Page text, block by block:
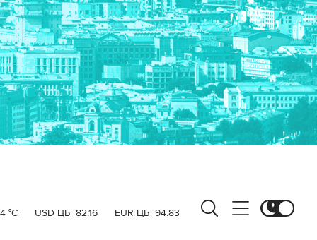
°C USD ЦБ 82.16 EUR ЦБ 94.83